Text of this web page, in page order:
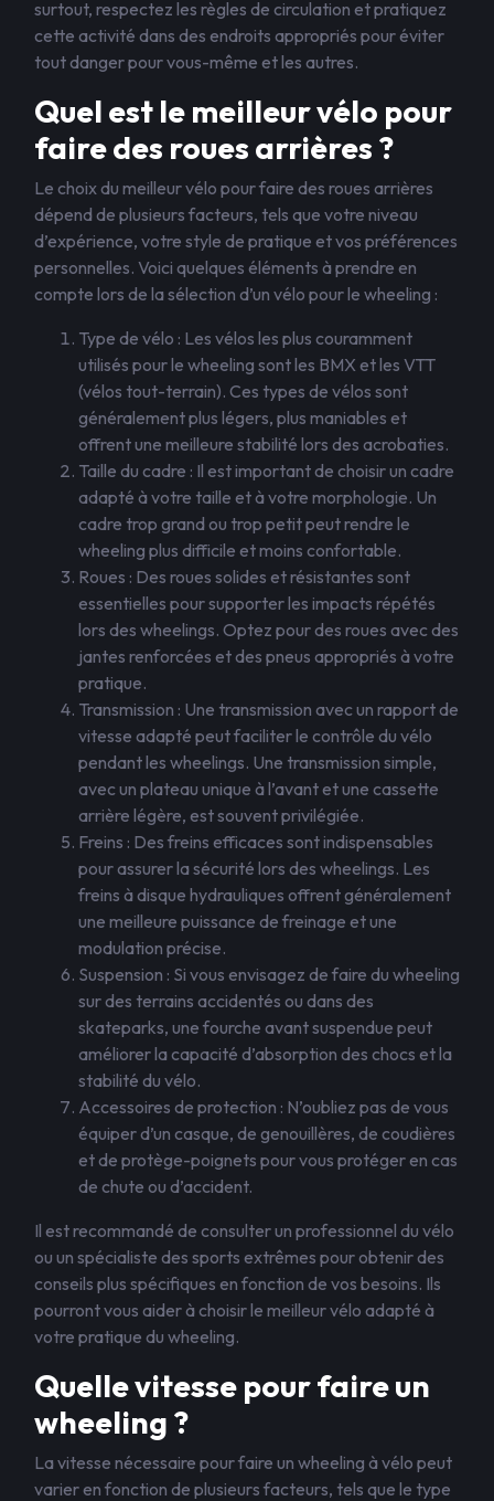
surtout, respectez les règles de circulation et pratiquez
cette activité dans des endroits appropriés pour éviter
tout danger pour vous-même et les autres.
Quel est le meilleur vélo pour
faire des roues arrières ?
Le choix du meilleur vélo pour faire des roues arrières
dépend de plusieurs facteurs, tels que votre niveau
d’expérience, votre style de pratique et vos préférences
personnelles. Voici quelques éléments à prendre en
compte lors de la sélection d’un vélo pour le wheeling :
Type de vélo : Les vélos les plus couramment
utilisés pour le wheeling sont les BMX et les VTT
(vélos tout-terrain). Ces types de vélos sont
généralement plus légers, plus maniables et
offrent une meilleure stabilité lors des acrobaties.
Taille du cadre : Il est important de choisir un cadre
adapté à votre taille et à votre morphologie. Un
cadre trop grand ou trop petit peut rendre le
wheeling plus difficile et moins confortable.
Roues : Des roues solides et résistantes sont
essentielles pour supporter les impacts répétés
lors des wheelings. Optez pour des roues avec des
jantes renforcées et des pneus appropriés à votre
pratique.
Transmission : Une transmission avec un rapport de
vitesse adapté peut faciliter le contrôle du vélo
pendant les wheelings. Une transmission simple,
avec un plateau unique à l’avant et une cassette
arrière légère, est souvent privilégiée.
Freins : Des freins efficaces sont indispensables
pour assurer la sécurité lors des wheelings. Les
freins à disque hydrauliques offrent généralement
une meilleure puissance de freinage et une
modulation précise.
Suspension : Si vous envisagez de faire du wheeling
sur des terrains accidentés ou dans des
skateparks, une fourche avant suspendue peut
améliorer la capacité d’absorption des chocs et la
stabilité du vélo.
Accessoires de protection : N’oubliez pas de vous
équiper d’un casque, de genouillères, de coudières
et de protège-poignets pour vous protéger en cas
de chute ou d’accident.
Il est recommandé de consulter un professionnel du vélo
ou un spécialiste des sports extrêmes pour obtenir des
conseils plus spécifiques en fonction de vos besoins. Ils
pourront vous aider à choisir le meilleur vélo adapté à
votre pratique du wheeling.
Quelle vitesse pour faire un
wheeling ?
La vitesse nécessaire pour faire un wheeling à vélo peut
varier en fonction de plusieurs facteurs, tels que le type